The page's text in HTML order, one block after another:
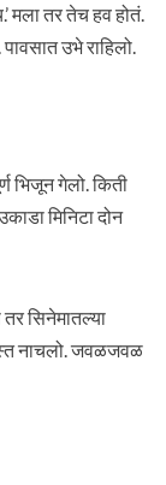
मला तर तेच हव होतं.
उभे राहिलो.
भिजून गेलो. किती
मिनिटा दोन
सिनेमातल्या
नाचलो. जवळजवळ